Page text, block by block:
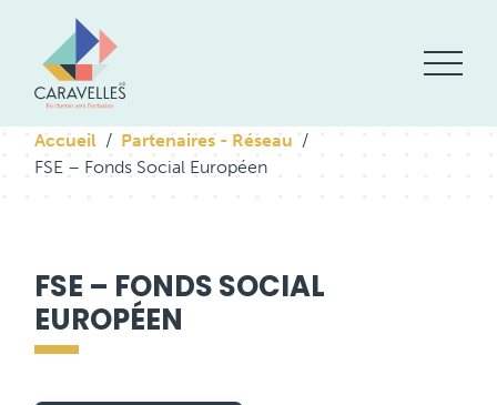
Accueil
Partenaires - Réseau
FSE – Fonds Social Européen
FSE – FONDS SOCIAL
EUROPÉEN